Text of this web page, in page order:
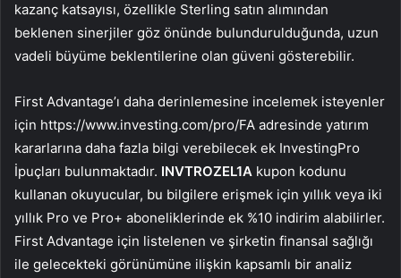
kazanç katsayısı, özellikle Sterling satın alımından
beklenen sinerjiler göz önünde bulundurulduğunda, uzun
vadeli büyüme beklentilerine olan güveni gösterebilir.
First Advantage’ı daha derinlemesine incelemek isteyenler
için https://www.investing.com/pro/FA adresinde yatırım
kararlarına daha fazla bilgi verebilecek ek InvestingPro
İpuçları bulunmaktadır. INVTROZEL1A kupon kodunu
kullanan okuyucular, bu bilgilere erişmek için yıllık veya iki
yıllık Pro ve Pro+ aboneliklerinde ek %10 indirim alabilirler.
First Advantage için listelenen ve şirketin finansal sağlığı
ile gelecekteki görünümüne ilişkin kapsamlı bir analiz